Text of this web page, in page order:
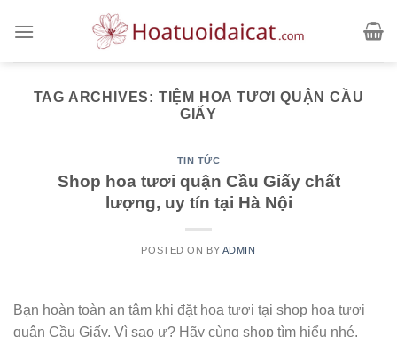
TAG ARCHIVES: TIỆM HOA TƯƠI QUẬN CẦU
GIẤY
TIN TỨC
Shop hoa tươi quận Cầu Giấy chất
lượng, uy tín tại Hà Nội
POSTED ON BY ADMIN
Bạn hoàn toàn an tâm khi đặt hoa tươi tại shop hoa tươi
quận Cầu Giấy. Vì sao ư? Hãy cùng shop tìm hiểu nhé.